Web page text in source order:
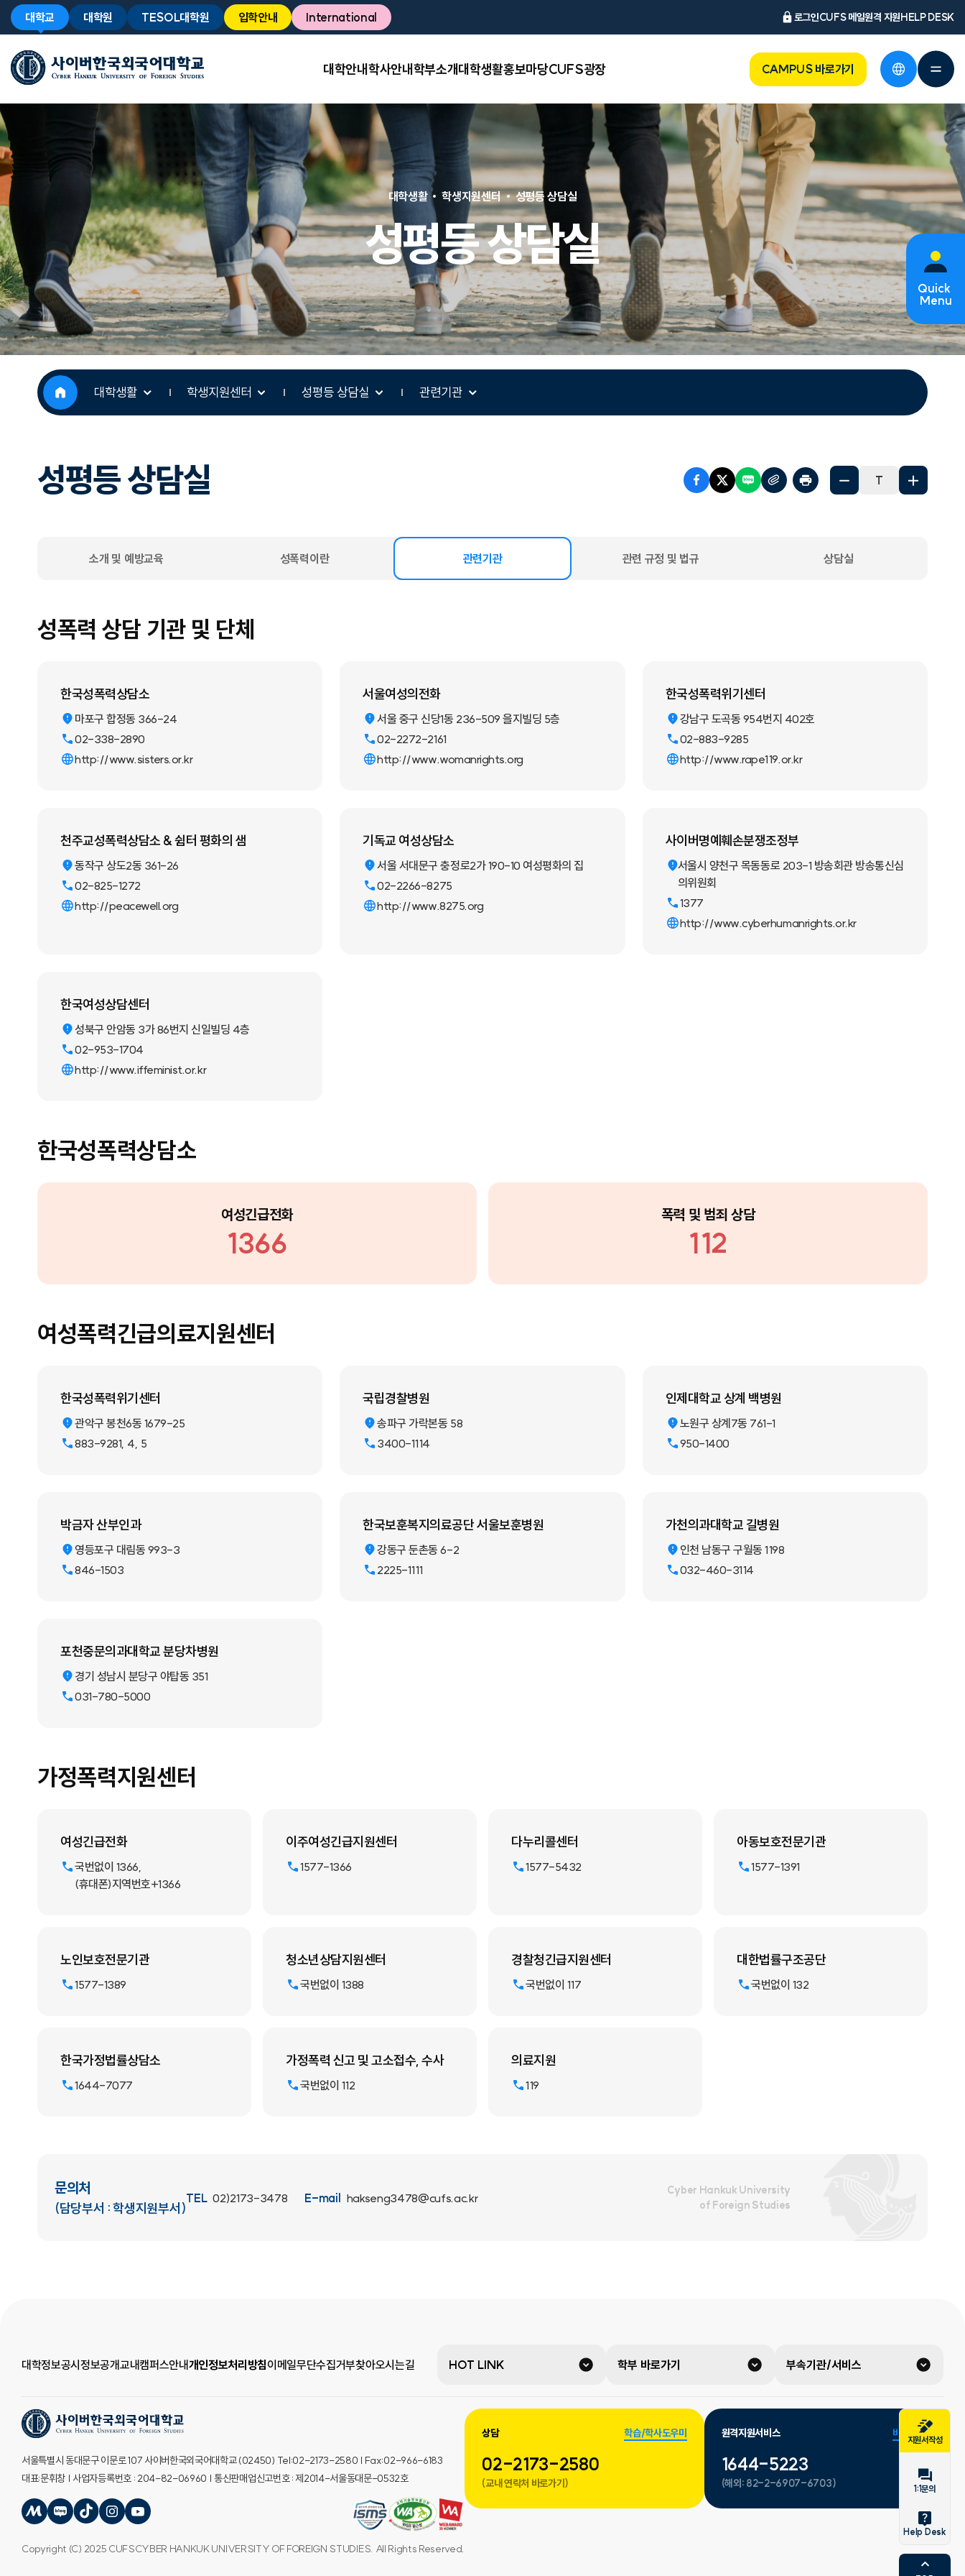
대학교 대학원 TESOL대학원 입학안내 International 로그인CUFS 메일원격 지원HELP DESK
CAMPUS 바로가기
대학안내학사안내학부소개대학생활홍보마당CUFS광장
성평등 상담실
대학생활 학생지원센터 성평등 상담실
대학생활 학생지원센터 성평등 상담실 관련기관
성평등 상담실 T
소개 및 예방교육 성폭력이란 관련기관
선택됨
관련 규정 및 법규 상담실
성폭력 상담 기관 및 단체
한국성폭력상담소
마포구 합정동 366-24
02-338-2890
http://www.sisters.or.kr
서울여성의전화
서울 중구 신당1동 236-509 을지빌딩 5층
02-2272-2161
http://www.womanrights.org
한국성폭력위기센터
강남구 도곡동 954번지 402호
02-883-9285
http://www.rape119.or.kr
천주교성폭력상담소 & 쉼터 평화의 샘
동작구 상도2동 361-26
02-825-1272
http://peacewell.org
기독교 여성상담소
서울 서대문구 충정로2가 190-10 여성평화의 집
02-2266-8275
http://www.8275.org
사이버명예훼손분쟁조정부
서울시 양천구 목동동로 203-1 방송회관 방송통신심
의위원회
1377
http://www.cyberhumanrights.or.kr
한국여성상담센터
성북구 안암동 3가 86번지 신일빌딩 4층
02-953-1704
http://www.iffeminist.or.kr
한국성폭력상담소
여성긴급전화
1366
폭력 및 범죄 상담
112
여성폭력긴급의료지원센터
한국성폭력위기센터
관악구 봉천6동 1679-25
883-9281, 4, 5
국립경찰병원
송파구 가락본동 58
3400-1114
인제대학교 상계 백병원
노원구 상계7동 761-1
950-1400
박금자 산부인과
영등포구 대림동 993-3
846-1503
한국보훈복지의료공단 서울보훈병원
강동구 둔촌동 6-2
2225-1111
가천의과대학교 길병원
인천 남동구 구월동 1198
032-460-3114
포천중문의과대학교 분당차병원
경기 성남시 분당구 야탑동 351
031-780-5000
가정폭력지원센터
여성긴급전화
국번없이 1366,
(휴대폰)지역번호+1366
이주여성긴급지원센터
1577-1366
다누리콜센터
1577-5432
아동보호전문기관
1577-1391
노인보호전문기관
1577-1389
청소년상담지원센터
국번없이 1388
경찰청긴급지원센터
국번없이 117
대한법률구조공단
국번없이 132
한국가정법률상담소
1644-7077
가정폭력 신고 및 고소접수, 수사
국번없이 112
의료지원
119
문의처
(담당부서 : 학생지원부서)
TEL 02)2173-3478 E-mail hakseng3478@cufs.ac.kr
Cyber Hankuk University
of Foreign Studies
대학정보공시정보공개교내캠퍼스안내개인정보처리방침이메일무단수집거부찾아오시는길 HOT LINK 학부 바로가기 부속기관/서비스
서울특별시 동대문구 이문로 107 사이버한국외국어대학교 (02450) Tel:02-2173-2580 | Fax:02-966-6183
대표:문휘창 | 사업자등록번호 : 204-82-06960 | 통신판매업신고번호 : 제2014-서울동대문-0532호
Copyright (C) 2025 CUFSCYBER HANKUK UNIVERSITY OF FOREIGN STUDIES. All Rights Reserved.
상담
02-2173-2580
(교내 연락처 바로가기)
학습/학사도우미 원격지원서비스
1644-5223
(해외: 82-2-6907-6703)
바로가기
지원서작성
1:1문의
Help Desk
Quick
Menu